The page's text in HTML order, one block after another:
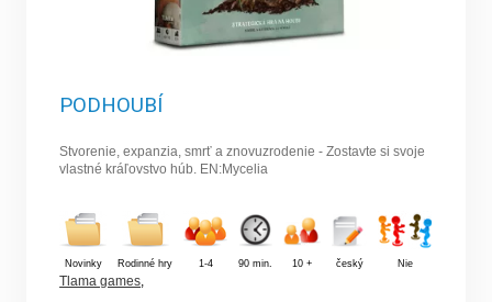
PODHOUBÍ
Stvorenie, expanzia, smrť a znovuzrodenie - Zostavte si svoje
vlastné kráľovstvo húb. EN:Mycelia
Novinky Rodinné hry 1-4 90 min. 10 + český Nie
Tlama games,